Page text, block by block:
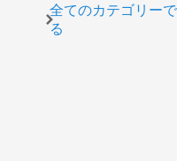
全てのカテゴリー
る